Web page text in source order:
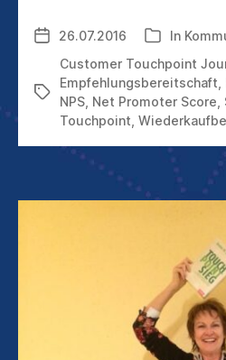
Veröffentlichungsdatum
26.07.2016 Kategorien
In
Schlagwörter
Customer Touchpoint
Empfehlungsbereitschaft
NPS Net Promoter Score
Touchpoint